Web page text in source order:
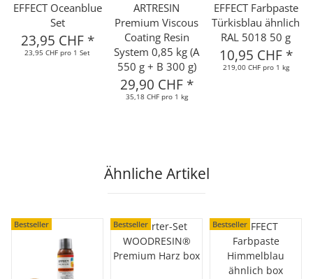
EFFECT Oceanblue
Set
23,95 CHF *
23,95 CHF pro 1 Set
ARTRESIN
Premium Viscous
Coating Resin
System 0,85 kg (A
550 g + B 300 g)
29,90 CHF *
35,18 CHF pro 1 kg
EFFECT Farbpaste
Türkisblau ähnlich
RAL 5018 50 g
10,95 CHF *
219,00 CHF pro 1 kg
Ähnliche Artikel
Bestseller Bestseller Bestseller